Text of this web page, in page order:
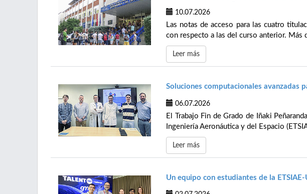
10.07.2026
Las notas de acceso para las cuatro
con respecto a las del curso anterior. Más
Leer más
Soluciones computacionales avanzadas
06.07.2026
El Trabajo Fin de Grado de Iñaki
Ingeniería Aeronáutica y del Espacio
Leer más
Un equipo con estudiantes de la